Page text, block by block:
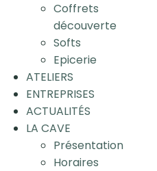
Coffrets
découverte
Softs
Epicerie
ATELIERS
ENTREPRISES
ACTUALITÉS
LA CAVE
Présentation
Horaires